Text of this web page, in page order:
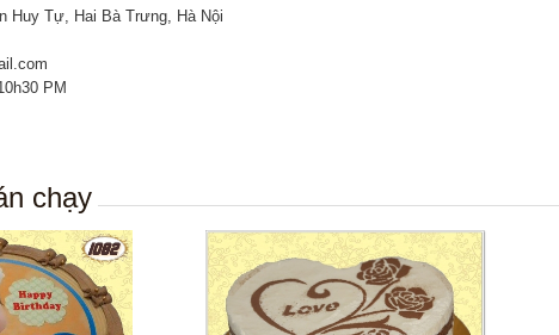
Huy Tự, Hai Bà Trưng, Hà Nội
PM
chạy